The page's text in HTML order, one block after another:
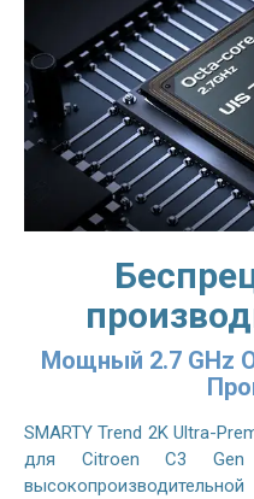
Мощный 2.7 GHz
SMARTY Trend 2K Ultra-
для Citroen C3